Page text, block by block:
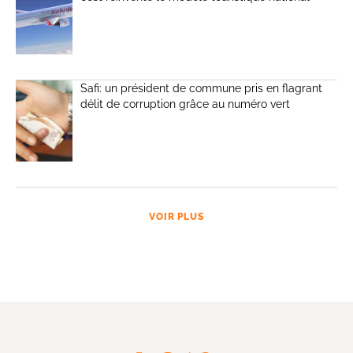
Safi: un président de commune pris en flagrant
délit de corruption grâce au numéro vert
VOIR PLUS